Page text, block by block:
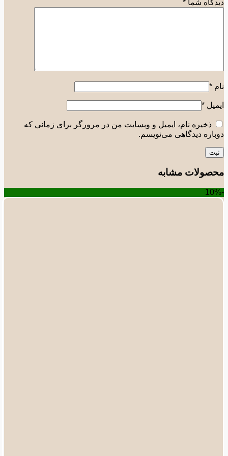
شما*
*
*
ذخیره نام، ایمیل و وبسایت من در مرورگر برای زمانی که
دیدگاهی می‌نویسم.
مشابه